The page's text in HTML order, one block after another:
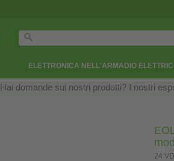
ELETTRONICA NELL'ARMADIO
Hai domande sui nostri prodotti? I nostri
24